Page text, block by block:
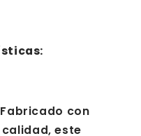
Fabricado con
este